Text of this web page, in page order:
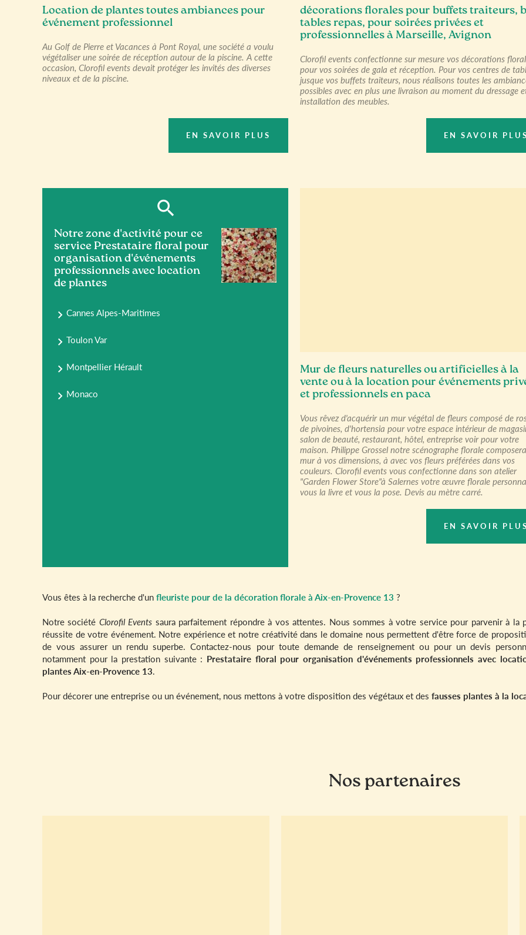
Location de plantes toutes ambiances pour
événement professionnel
Au Golf de Pierre et Vacances à Pont Royal, une société a voulu
végétaliser une soirée de réception autour de la piscine. A cette
occasion, Clorofil events devait protéger les invités des diverses
niveaux et de la piscine.
EN SAVOIR PLUS
décorations florales pour buffets traiteurs,
tables repas, pour soirées privées et
professionnelles à Marseille, Avignon
Clorofil events confectionne sur mesure vos décorations
pour vos soirées de gala et réception. Pour vos centres de
jusque vos buffets traiteurs, nous réalisons toutes les
possibles avec en plus une livraison au moment du dressage
installation des meubles.
EN SAVOIR
Notre zone d'activité pour ce
service Prestataire floral pour
organisation d'événements
professionnels avec location
de plantes
Cannes Alpes-Maritimes
Toulon Var
Montpellier Hérault
Monaco
Mur de fleurs naturelles ou artificielles à la
vente ou à la location pour événements
et professionnels en paca
Vous rêvez d'acquérir un mur végétal de fleurs composé de
de pivoines, d'hortensia pour votre espace intérieur de
salon de beauté, restaurant, hôtel, entreprise voir pour votre
maison. Philippe Grossel notre scénographe florale
mur à vos dimensions, à avec vos fleurs préférées dans vos
couleurs. Clorofil events vous confectionne dans son atelier
"Garden Flower Store"à Salernes votre œuvre florale
vous la livre et vous la pose. Devis au mètre carré.
EN SAVOIR
Vous êtes à la recherche d'unfleuriste pour de la décoration florale à Aix-en-Provence 13 ?
Notre société Clorofil Events saura parfaitement répondre à vos attentes. Nous sommes à votre service pour parvenir à la
réussite de votre événement. Notre expérience et notre créativité dans le domaine nous permettent d'être force de
de vous assurer un rendu superbe. Contactez-nous pour toute demande de renseignement ou pour un devis
notamment pour la prestation suivante : Prestataire floral pour organisation d'événements professionnels avec
plantes Aix-en-Provence 13.
Pour décorer une entreprise ou un événement, nous mettons à votre disposition des végétaux et des fausses plantes à la
Nos partenaires